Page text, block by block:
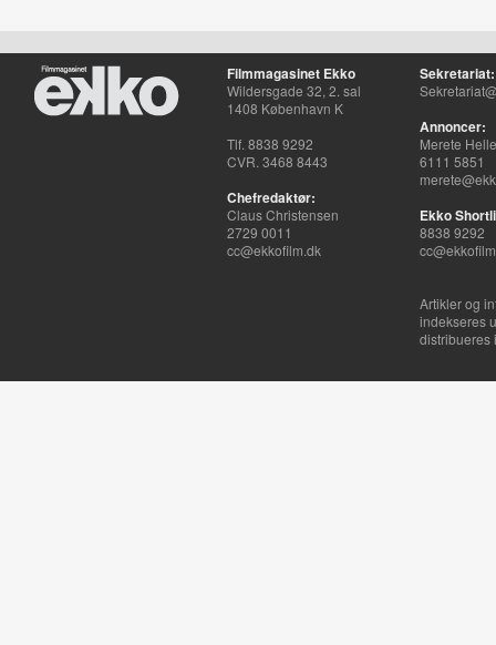
Filmmagasinet Ekko
Wildersgade 32, 2. sal
1408 København K
Tlf. 8838 9292
CVR. 3468 8443
Chefredaktør:
Claus Christensen
2729 0011
cc@ekkofilm.dk
Sekretariat:
Annoncer:
Merete
6111 5851
Ekko
8838 9292
Artikler og
indekseres
distribueres